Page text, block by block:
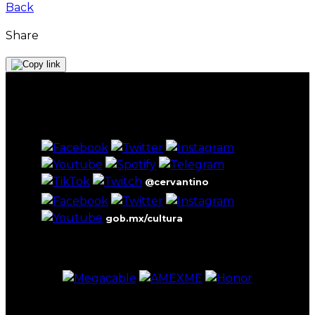
Back
Share
@cervantino
gob.mx/cultura